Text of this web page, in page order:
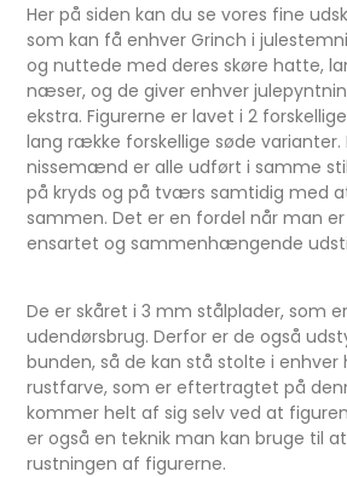
Her på siden kan du se vores fine
som kan få enhver Grinch i
og nuttede med deres skøre hatte,
næser, og de giver enhver
ekstra. Figurerne er lavet i 2
lang række forskellige søde
nissemænd er alle udført i samme
på kryds og på tværs samtidig med
sammen. Det er en fordel når man
ensartet og sammenhængende
De er skåret i 3 mm stålplader, som
udendørsbrug. Derfor er de også
bunden, så de kan stå stolte i enhver
rustfarve, som er eftertragtet på
kommer helt af sig selv ved at
er også en teknik man kan bruge til
rustningen af figurerne.